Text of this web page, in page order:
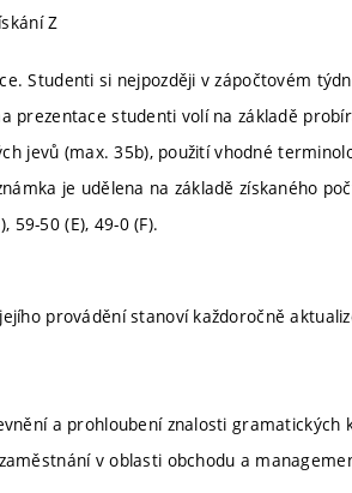
Z
Studenti si nejpozději v zápočtovém
prezentace studenti volí na základě
jevů (max. 35b), použití vhodné
je udělena na základě získaného
59-50 (E), 49-0 (F).
provádění stanoví každoročně
a prohloubení znalosti
v oblasti obchodu a